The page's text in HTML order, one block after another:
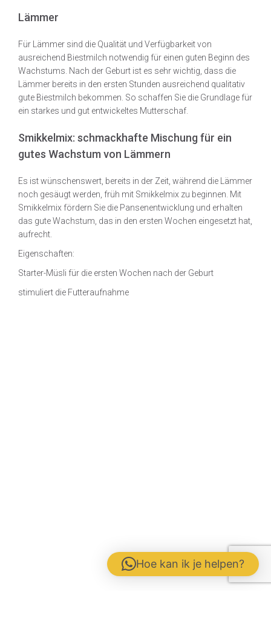
Lämmer
Für Lämmer sind die Qualität und Verfügbarkeit von
ausreichend Biestmilch notwendig für einen guten Beginn des
Wachstums. Nach der Geburt ist es sehr wichtig, dass die
Lämmer bereits in den ersten Stunden ausreichend qualitativ
gute Biestmilch bekommen. So schaffen Sie die Grundlage für
ein starkes und gut entwickeltes Mutterschaf.
Smikkelmix: schmackhafte Mischung für ein
gutes Wachstum von Lämmern
Es ist wünschenswert, bereits in der Zeit, während die Lämmer
noch gesäugt werden, früh mit Smikkelmix zu beginnen. Mit
Smikkelmix fördern Sie die Pansenentwicklung und erhalten
das gute Wachstum, das in den ersten Wochen eingesetzt hat,
aufrecht.
Eigenschaften:
Starter-Müsli für die ersten Wochen nach der Geburt
stimuliert die Futteraufnahme
Hoe kan ik je helpen?